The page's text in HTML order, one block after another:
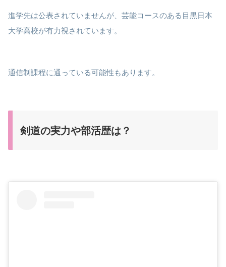
進学先は公表されていませんが、芸能コースのある目黒日本
大学高校が有力視されています。
通信制課程に通っている可能性もあります。
剣道の実力や部活歴は？